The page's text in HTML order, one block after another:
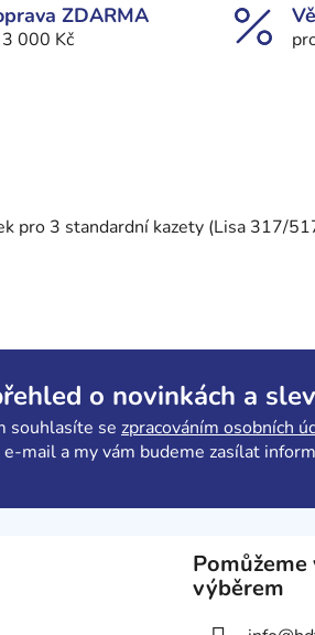
ZDARMA
000 Kč
pro 3 standardní kazety (Lisa 317/
o novinkách a
souhlasíte se zpracováním osobních
mail a my vám budeme zasílat
Pomůžeme
výběrem